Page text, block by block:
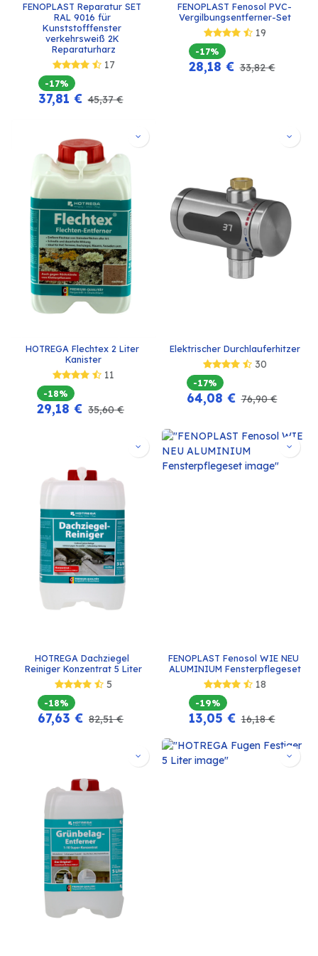
FENOPLAST Reparatur SET
RAL 9016 für
Kunststofffenster
verkehrsweiß 2K
Reparaturharz
17
-17%
37,81 € 45,37€
FENOPLAST Fenosol PVC-
Vergilbungsentferner-Set
19
-17%
28,18 € 33,82€
HOTREGA Flechtex 2 Liter
Kanister
11
-18%
29,18 € 35,60€
Elektrischer Durchlauferhitzer
30
-17%
64,08 € 76,90€
HOTREGA Dachziegel
Reiniger Konzentrat 5 Liter
5
-18%
67,63 € 82,51€
FENOPLAST Fenosol WIE NEU
ALUMINIUM Fensterpflegeset
18
-19%
13,05 € 16,18€